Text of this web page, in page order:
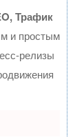
Трафик
и простым
релизы